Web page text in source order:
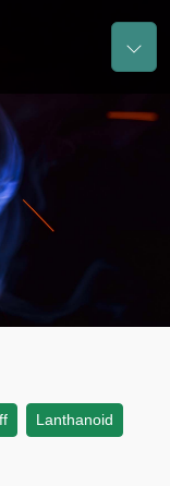
Lanthanoid